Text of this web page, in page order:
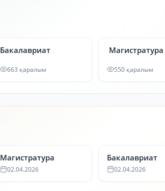
Бакалавриат
663 қаралым
Магистратура
550 қаралым
Магистратура
02.04.2026
Бакалавриат
02.04.2026